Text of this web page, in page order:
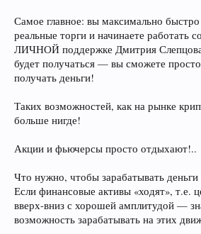
Самое главное: вы максимально
реальные торги и начинаете работать
ЛИЧНОЙ поддержке Дмитрия
будет получаться — вы сможете
получать деньги!
Таких возможностей, как на рынке
больше нигде!
Акции и фьючерсы просто отдыхают!..
Что нужно, чтобы зарабатывать
Если финансовые активы «ходят», т.е.
вверх-вниз с хорошей амплитудой —
возможность зарабатывать на этих